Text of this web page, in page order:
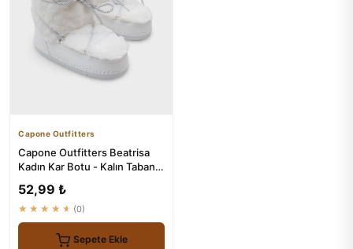
Capone Outfitters
Capone Outfitters Beatrisa
Kadın Kar Botu - Kalın Tabanlı
52,99 ₺
★★★★★ (0)
Sepete Ekle